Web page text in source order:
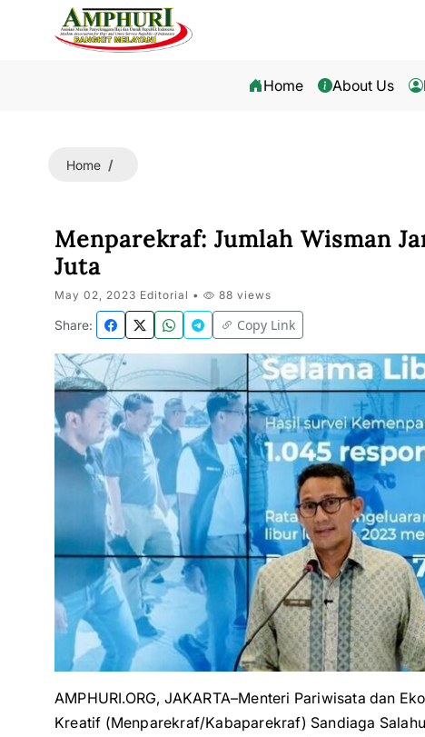
Home About Us
Home
Menparekraf: Jumlah Wisman
Juta
May 02, 2023 Editorial • 88 views
Share: Copy Link
AMPHURI.ORG, JAKARTA–Menteri Pariwisata dan
Kreatif (Menparekraf/Kabaparekraf) Sandiaga